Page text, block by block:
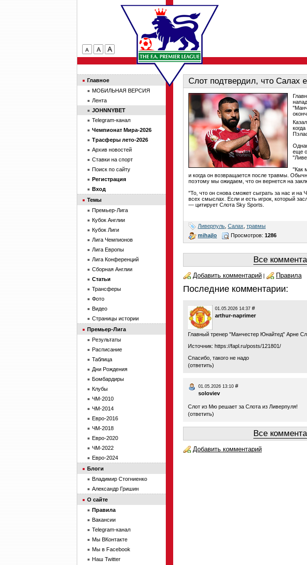
Слот подтвердил, что Салах
еще
"Как
и когда он возвращается после травмы.
поэтому мы ожидаем, что он вернется на
"То, что он снова сможет сыграть за нас и
всех смыслах. Если и есть игрок, который
— цитирует Слота Sky Sports.
Ливерпуль Салах травмы
mihajlo
Просмотров: 1286
Все
Добавить комментарий | Правила
Последние комментарии:
01.05.2026 14:37 #
arthur-naprimer
Главный тренер "Манчестер Юнайтед" Арне
Источник: https://fapl.ru/posts/121801/
Спасибо, такого не надо
(ответить)
01.05.2026 13:10 #
soloviev
Слот из Мю решает за Слота из Ливерпуля!
(ответить)
Все
Добавить комментарий
Главное
МОБИЛЬНАЯ ВЕРСИЯ
Лента
JOHNNYBET
Telegram-канал
Чемпионат Мира-2026
Трасферы лето-2026
Архив новостей
Ставки на спорт
Поиск по сайту
Регистрация
Вход
Темы
Премьер-Лига
Кубок Англии
Кубок Лиги
Лига Чемпионов
Лига Европы
Лига Конференций
Сборная Англии
Статьи
Трансферы
Фото
Видео
Страницы истории
Премьер-Лига
Результаты
Расписание
Таблица
Дни Рождения
Бомбардиры
Клубы
ЧМ-2010
ЧМ-2014
Евро-2016
ЧМ-2018
Евро-2020
ЧМ-2022
Евро-2024
Блоги
Владимир Стогниенко
Александр Гришин
О сайте
Правила
Вакансии
Telegram-канал
Мы ВКонтакте
Мы в Facebook
Наш Twitter